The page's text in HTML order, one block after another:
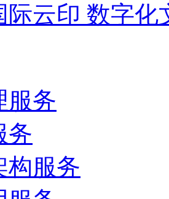
际云印 数字化
服务
务
构服务